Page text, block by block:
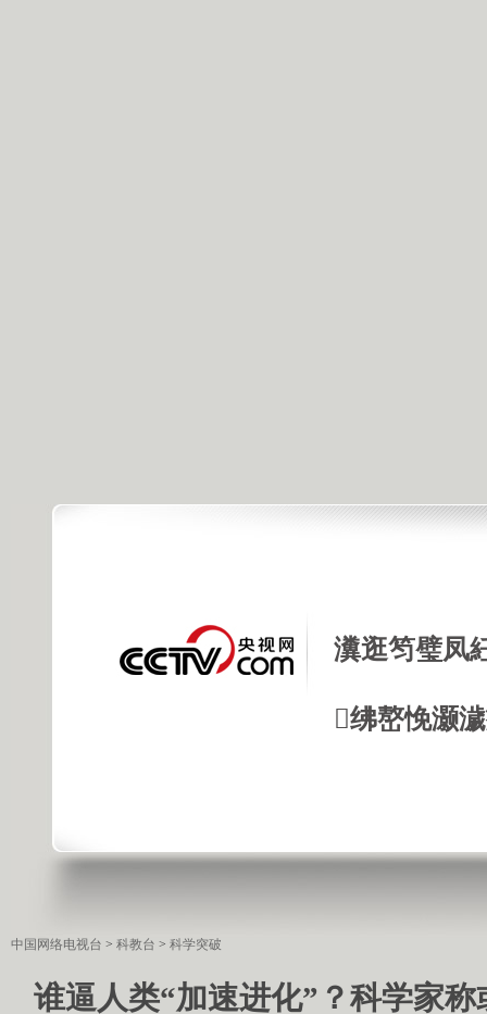
瀵逛笉璧凤
绋嶅悗灏
中国网络电视台 > 科教台 > 科学突破
谁逼人类“加速进化”？科学家称